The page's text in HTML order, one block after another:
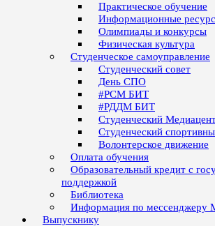
Практическое обучение
Информационные
Олимпиады и конкурсы
Физическая культура
Студенческое самоуправление
Студенческий совет
День СПО
#РСМ БИТ
#РДДМ БИТ
Студенческий
Студенческий
Волонтерское движение
Оплата обучения
Образовательный кредит с
поддержкой
Библиотека
Информация по мессенджеру
Выпускнику